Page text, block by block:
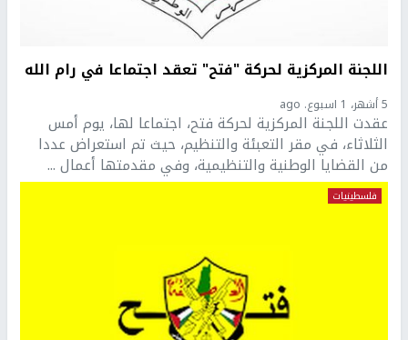
اللجنة المركزية لحركة "فتح" تعقد اجتماعا في رام الله
5 أشهر، 1 اسبوع. ago
عقدت اللجنة المركزية لحركة فتح، اجتماعا لها، يوم أمس
الثلاثاء، في مقر التعبئة والتنظيم، حيث تم استعراض عددا
من القضايا الوطنية والتنظيمية، وفي مقدمتها أعمال ...
فلسطينيات